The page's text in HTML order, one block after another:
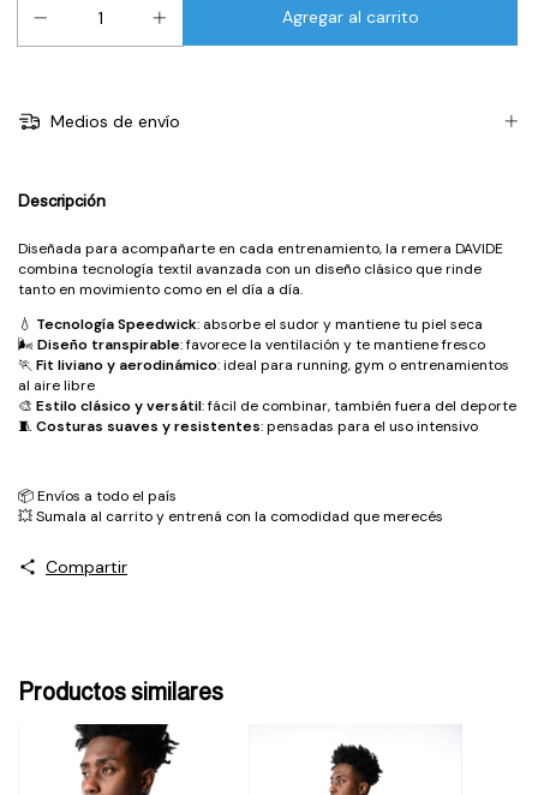
Medios de envío
Descripción
Diseñada para acompañarte en cada entrenamiento, la remera DAVIDE
combina tecnología textil avanzada con un diseño clásico que rinde
tanto en movimiento como en el día a día.
💧 Tecnología Speedwick: absorbe el sudor y mantiene tu piel seca
🌬️Diseño transpirable: favorece la ventilación y te mantiene fresco
🏃 Fit liviano y aerodinámico: ideal para running, gym o entrenamientos
al aire libre
🎨 Estilo clásico y versátil: fácil de combinar, también fuera del deporte
🧵Costuras suaves y resistentes: pensadas para el uso intensivo
📦 Envíos a todo el país
💥 Sumala al carrito y entrená con la comodidad que merecés
Compartir
Productos similares